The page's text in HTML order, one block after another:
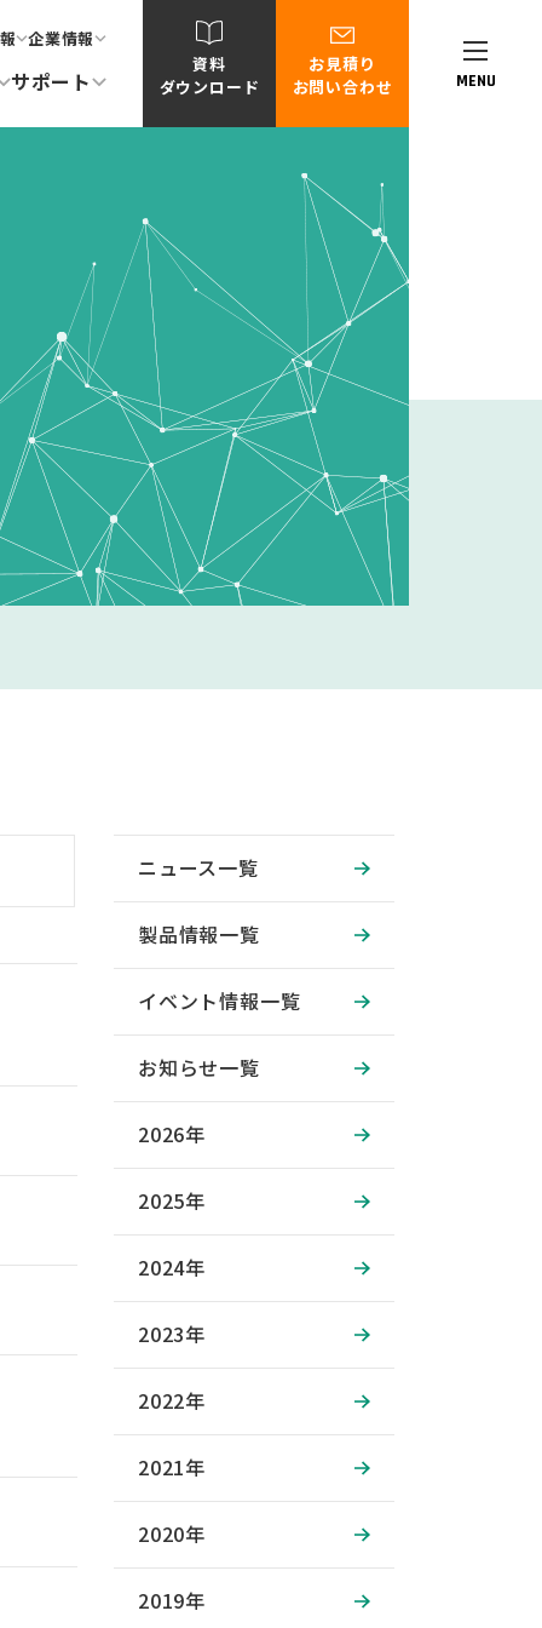
MENU
企業情報
サポート
資料
ダウンロード
お見積り
お問い合わせ
ニュース一覧
製品情報一覧
イベント情報一覧
お知らせ一覧
2026年
2025年
2024年
2023年
2022年
2021年
2020年
2019年